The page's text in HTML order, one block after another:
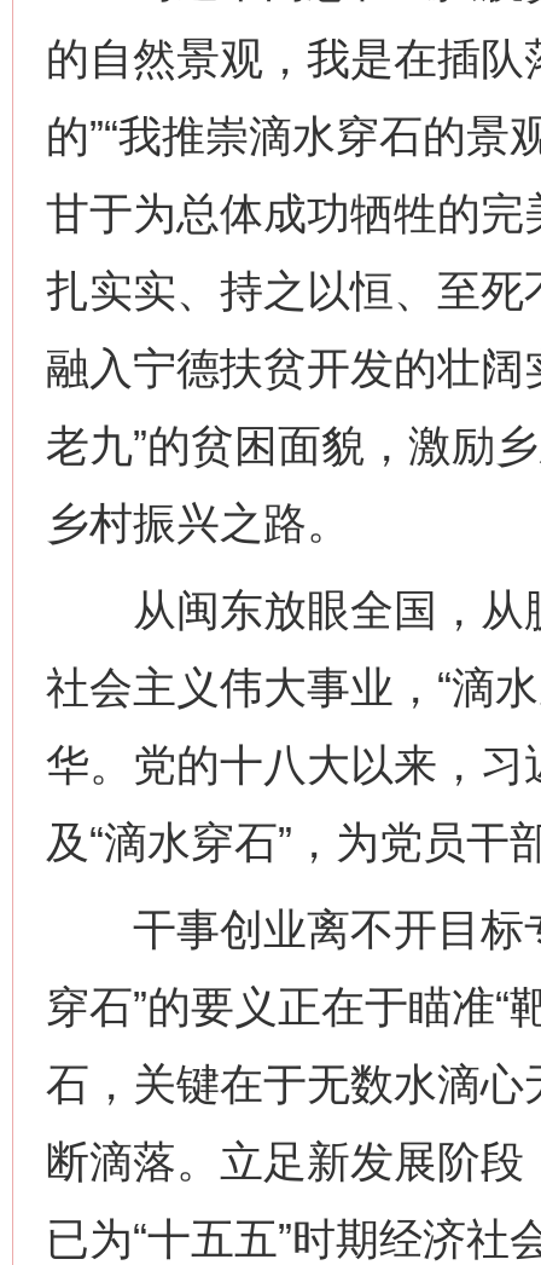
的自然景观，我是在插
的”“我推崇滴水穿石的
甘于为总体成功牺牲的
扎实实、持之以恒、至死
融入宁德扶贫开发的壮阔
老九”的贫困面貌，激励
乡村振兴之路。
从闽东放眼全国，从
社会主义伟大事业，“滴
华。党的十八大以来，
及“滴水穿石”，为党员
干事创业离不开目标
穿石”的要义正在于瞄准“
石，关键在于无数水滴
断滴落。立足新发展阶
已为“十五五”时期经济